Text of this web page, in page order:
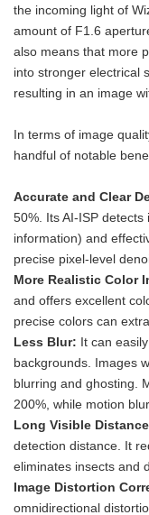
the incoming light of
amount of F1.6
also means that more
into stronger electrical
resulting in an image
In terms of image
handful of notable
Accurate and Clear
50%. Its AI-ISP
information) and
precise pixel-level
More Realistic Color
and offers excellent
precise colors can
Less Blur: It can
backgrounds. Images
blurring and ghosting.
200%, while motion
Long Visible
detection distance. It
eliminates insects and
Image Distortion
omnidirectional